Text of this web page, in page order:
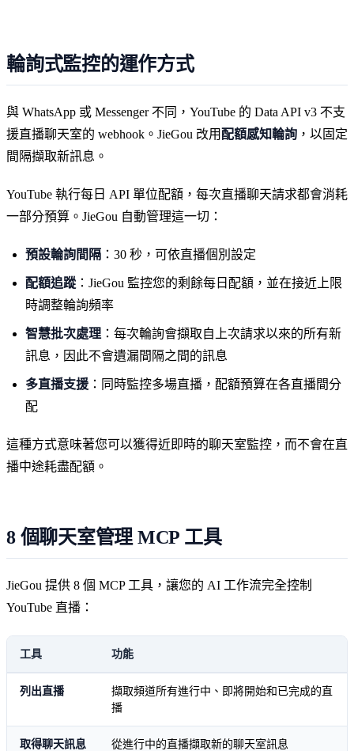
輪詢式監控的運作方式
與 WhatsApp 或 Messenger 不同，YouTube 的 Data API v3 不支
援直播聊天室的 webhook。JieGou 改用 配額感知輪詢 ，以固定
間隔擷取新訊息。
YouTube 執行每日 API 單位配額，每次直播聊天請求都會消耗
一部分預算。JieGou 自動管理這一切：
預設輪詢間隔 ：30 秒，可依直播個別設定
配額追蹤 ：JieGou 監控您的剩餘每日配額，並在接近上限
時調整輪詢頻率
智慧批次處理 ：每次輪詢會擷取自上次請求以來的所有新
訊息，因此不會遺漏間隔之間的訊息
多直播支援 ：同時監控多場直播，配額預算在各直播間分
配
這種方式意味著您可以獲得近即時的聊天室監控，而不會在直
播中途耗盡配額。
8 個聊天室管理 MCP 工具
JieGou 提供 8 個 MCP 工具，讓您的 AI 工作流完全控制
YouTube 直播：
工具 功能
列出直播
擷取頻道所有進行中、即將開始和已完成的直
播
取得聊天訊息 從進行中的直播擷取新的聊天室訊息